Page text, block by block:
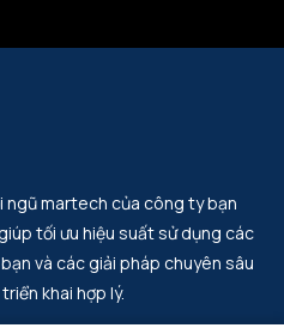
ngũ martech của công ty bạn
tối ưu hiệu suất sử dụng các
và các giải pháp chuyên sâu
khai hợp lý.